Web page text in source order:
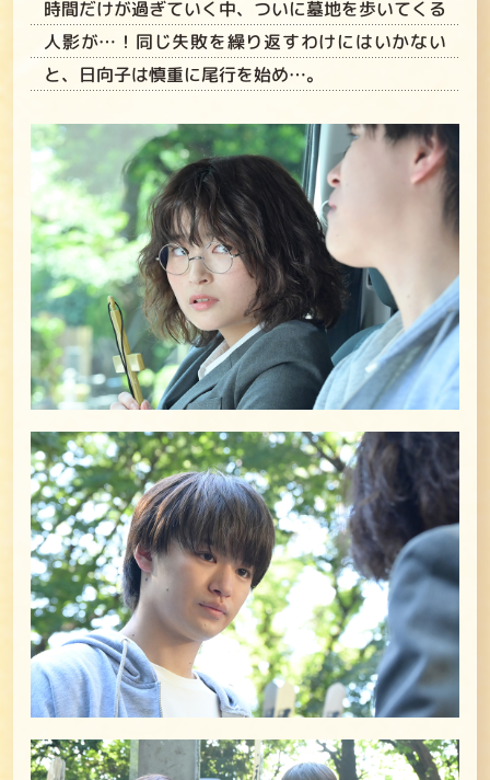
時間だけが過ぎていく中、ついに墓地を歩いてくる
人影が…！同じ失敗を繰り返すわけにはいかない
と、日向子は慎重に尾行を始め…。